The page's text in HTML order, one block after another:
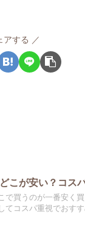
アする
こが安い？コス
で買うのが一番安く
てコスパ重視でおす